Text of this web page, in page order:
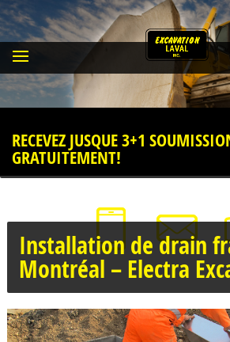
RECEVEZ JUSQUE 3+1
GRATUITEMENT!
Installation de drain
Montréal – Electra